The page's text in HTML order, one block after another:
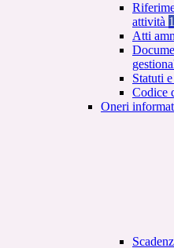
attività
Atti
Statuti
Codice
Oneri